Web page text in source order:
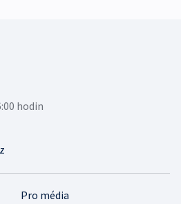
Pro média
hodin